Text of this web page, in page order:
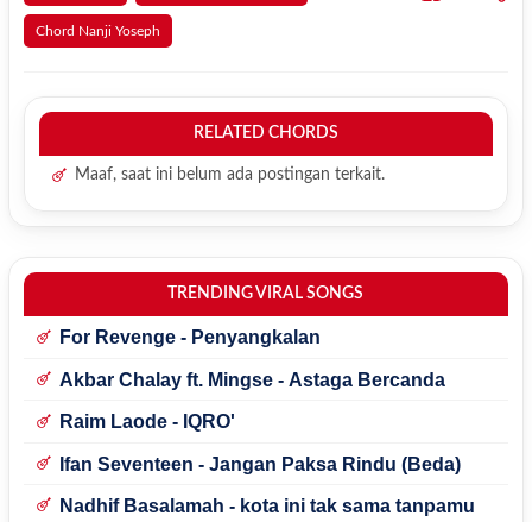
Chord Nanji Yoseph
RELATED CHORDS
Maaf, saat ini belum ada postingan terkait.
TRENDING VIRAL SONGS
For Revenge - Penyangkalan
Akbar Chalay ft. Mingse - Astaga Bercanda
Raim Laode - IQRO'
Ifan Seventeen - Jangan Paksa Rindu (Beda)
Nadhif Basalamah - kota ini tak sama tanpamu